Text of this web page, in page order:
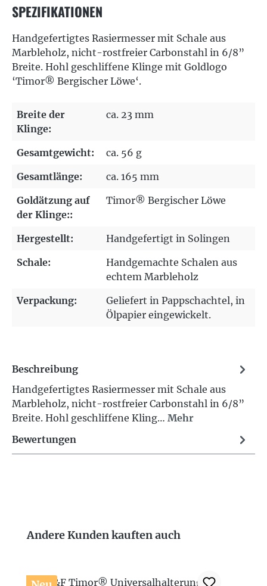
SPEZIFIKATIONEN
Handgefertigtes Rasiermesser mit Schale aus
Marbleholz, nicht-rostfreier Carbonstahl in 6/8”
Breite. Hohl geschliffene Klinge mit Goldlogo
‘Timor® Bergischer Löwe‘.
Breite der
Klinge:
ca. 23 mm
Gesamtgewicht:
ca. 56 g
Gesamtlänge:
ca. 165 mm
Goldätzung auf
der Klinge::
Timor® Bergischer Löwe
Hergestellt:
Handgefertigt in Solingen
Schale:
Handgemachte Schalen aus
echtem Marbleholz
Verpackung:
Geliefert in Pappschachtel, in
Ölpapier eingewickelt.
Beschreibung
Handgefertigtes Rasiermesser mit Schale aus
Marbleholz, nicht-rostfreier Carbonstahl in 6/8”
Breite. Hohl geschliffene Kling… Mehr
Bewertungen
Produktgalerie überspringen
Andere Kunden kauften auch